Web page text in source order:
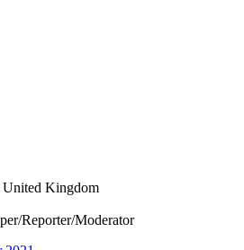
United Kingdom
Reporter/Moderator